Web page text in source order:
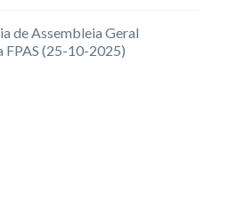
de Assembleia Geral
FPAS (25-10-2025)